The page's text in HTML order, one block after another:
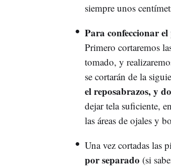
siempre unos
Para confeccionar
Primero cortaremos
tomado, y
se cortarán de la
el reposabrazos, y
dejar tela suficiente,
las áreas de ojales y
Una vez cortadas las
por separado (si